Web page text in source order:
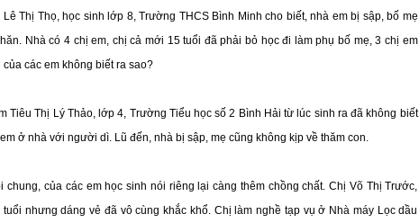
Thị Thọ, học sinh lớp 8, Trường THCS Bình Minh cho biết, nhà em bị sập, bố mẹ
Nhà có 4 chị em, chị cả mới 15 tuổi đã phải bỏ học đi làm phụ bố mẹ, 3 chị em
các em không biết ra sao?
Tiêu Thị Lý Thảo, lớp 4, Trường Tiểu học số 2 Bình Hải từ lúc sinh ra đã không biết
ở nhà với người dì. Lũ đến, nhà bị sập, mẹ cũng không kịp về thăm con.
của các em học sinh nói riêng lại càng thêm chồng chất. Chị Võ Thị Trước,
nhưng dáng vẻ đã vô cùng khắc khổ. Chị làm nghề tạp vụ ở Nhà máy Lọc dầu